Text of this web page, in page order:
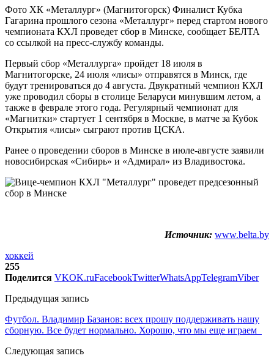
Фото ХК «Металлург» (Магнитогорск) Финалист Кубка
Гагарина прошлого сезона «Металлург» перед стартом нового
чемпионата КХЛ проведет сбор в Минске, сообщает БЕЛТА
со ссылкой на пресс-службу команды.
Первый сбор «Металлурга» пройдет 18 июля в
Магнитогорске, 24 июля «лисы» отправятся в Минск, где
будут тренироваться до 4 августа. Двукратный чемпион КХЛ
уже проводил сборы в столице Беларуси минувшим летом, а
также в феврале этого года. Регулярный чемпионат для
«Магнитки» стартует 1 сентября в Москве, в матче за Кубок
Открытия «лисы» сыграют против ЦСКА.
Ранее о проведении сборов в Минске в июле-августе заявили
новосибирская «Сибирь» и «Адмирал» из Владивостока.
Источник: www.belta.by
хоккей
255
Поделится VKOK.ruFacebookTwitterWhatsAppTelegramViber
Предыдущая запись
Футбол. Владимир Базанов: всех прошу поддерживать нашу
сборную. Все будет нормально. Хорошо, что мы еще играем
Следующая запись